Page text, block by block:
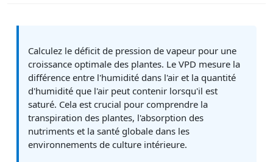
Calculez le déficit de pression de vapeur pour une
croissance optimale des plantes. Le VPD mesure la
différence entre l'humidité dans l'air et la quantité
d'humidité que l'air peut contenir lorsqu'il est
saturé. Cela est crucial pour comprendre la
transpiration des plantes, l'absorption des
nutriments et la santé globale dans les
environnements de culture intérieure.